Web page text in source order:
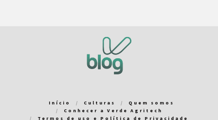
Início Culturas
Quem somos
Conhecer a Verde Agritech
Termos de uso e Política de Privacidade